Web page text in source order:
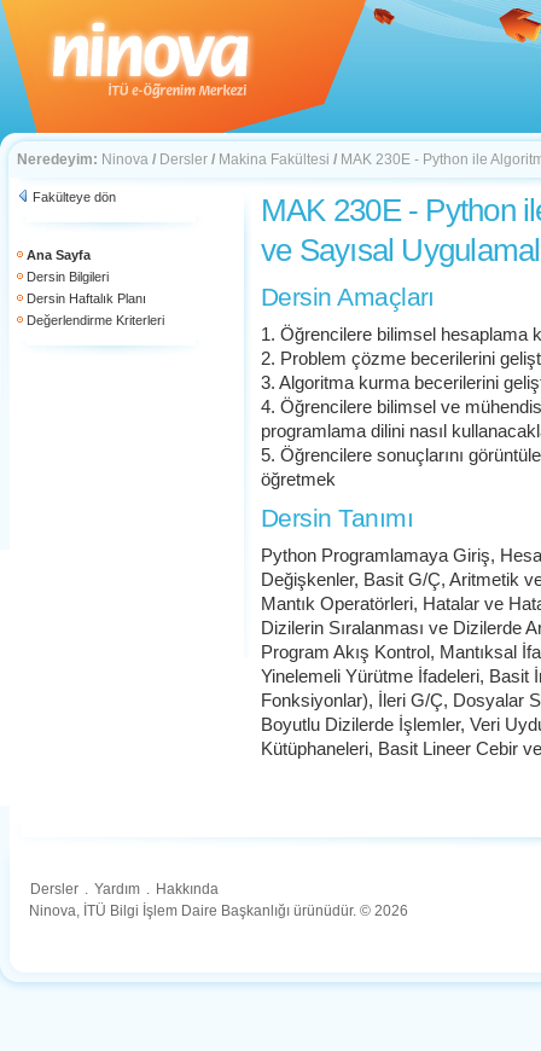
Neredeyim: Ninova / Dersler / Makina Fakültesi / MAK 230E - Python ile
Fakülteye dön
Ana Sayfa
Dersin Bilgileri
Dersin Haftalık Planı
Değerlendirme Kriterleri
MAK 230E - Python
ve Sayısal
Dersin Amaçları
1. Öğrencilere bilimsel hesaplama
2. Problem çözme becerilerini
3. Algoritma kurma becerilerini
4. Öğrencilere bilimsel ve
programlama dilini nasıl
5. Öğrencilere sonuçlarını
öğretmek
Dersin Tanımı
Python Programlamaya Giriş,
Değişkenler, Basit G/Ç, Aritmetik
Mantık Operatörleri, Hatalar ve
Dizilerin Sıralanması ve Dizilerde
Program Akış Kontrol, Mantıksal
Yinelemeli Yürütme İfadeleri, Basit
Fonksiyonlar), İleri G/Ç, Dosyalar
Boyutlu Dizilerde İşlemler, Veri
Kütüphaneleri, Basit Lineer Cebir
Dersler . Yardım . Hakkında
Ninova, İTÜ Bilgi İşlem Daire Başkanlığı ürünüdür. © 2026